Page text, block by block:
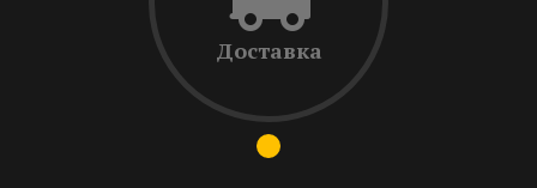
Доставка